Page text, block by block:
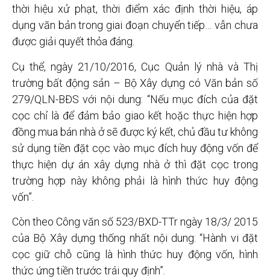
thời hiệu xử phạt, thời điểm xác định thời hiệu, áp
dụng văn bản trong giai đoạn chuyển tiếp… vẫn chưa
được giải quyết thỏa đáng.
Cụ thể, ngày 21/10/2016, Cục Quản lý nhà và Thị
trường bất động sản – Bộ Xây dựng có Văn bản số
279/QLN-BĐS với nội dung: “Nếu mục đích của đặt
cọc chỉ là để đảm bảo giao kết hoặc thực hiện hợp
đồng mua bán nhà ở sẽ được ký kết, chủ đầu tư không
sử dụng tiền đặt cọc vào mục đích huy động vốn để
thực hiện dự án xây dựng nhà ở thì đặt cọc trong
trường hợp này không phải là hình thức huy động
vốn”.
Còn theo Công văn số 523/BXD-TTr ngày 18/3/ 2015
của Bộ Xây dựng thống nhất nội dung: “Hành vi đặt
cọc giữ chỗ cũng là hình thức huy động vốn, hình
thức ứng tiền trước trái quy định”.